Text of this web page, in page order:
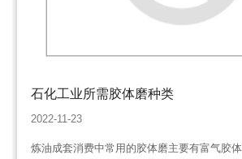
石化工业所需胶体磨种类
2022-11-23
炼油成套消费中常用的胶体磨主要有富气胶